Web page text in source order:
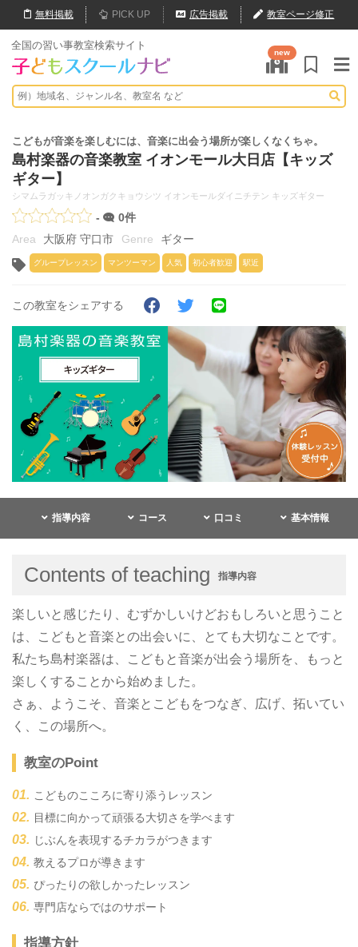
無料掲載 PICK UP 広告掲載 教室ページ修正
全国の習い事教室検索サイト
new
こどもが音楽を楽しむには、音楽に出会う場所が楽しくなくちゃ。
島村楽器の音楽教室 イオンモール大日店【キッズ
ギター】
シマムラガッキノオンガクキョウシツ イオンモールダイニチテン キッズギター
-
0件
大阪府 守口市
ギター
グループレッスン マンツーマン 人気 初心者歓迎 駅近
この教室をシェアする
指導内容 コース 口コミ 基本情報
Contents of teaching 指導内容
楽しいと感じたり、むずかしいけどおもしろいと思うこと
は、こどもと音楽との出会いに、とても大切なことです。
私たち島村楽器は、こどもと音楽が出会う場所を、もっと
楽しくすることから始めました。
さぁ、ようこそ、音楽とこどもをつなぎ、広げ、拓いてい
く、この場所へ。
教室のPoint
こどものこころに寄り添うレッスン
目標に向かって頑張る大切さを学べます
じぶんを表現するチカラがつきます
教えるプロが導きます
ぴったりの欲しかったレッスン
専門店ならではのサポート
指導方針